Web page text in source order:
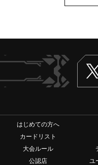
はじめての方へ
カードリスト
大会ルール
公認店
ユ